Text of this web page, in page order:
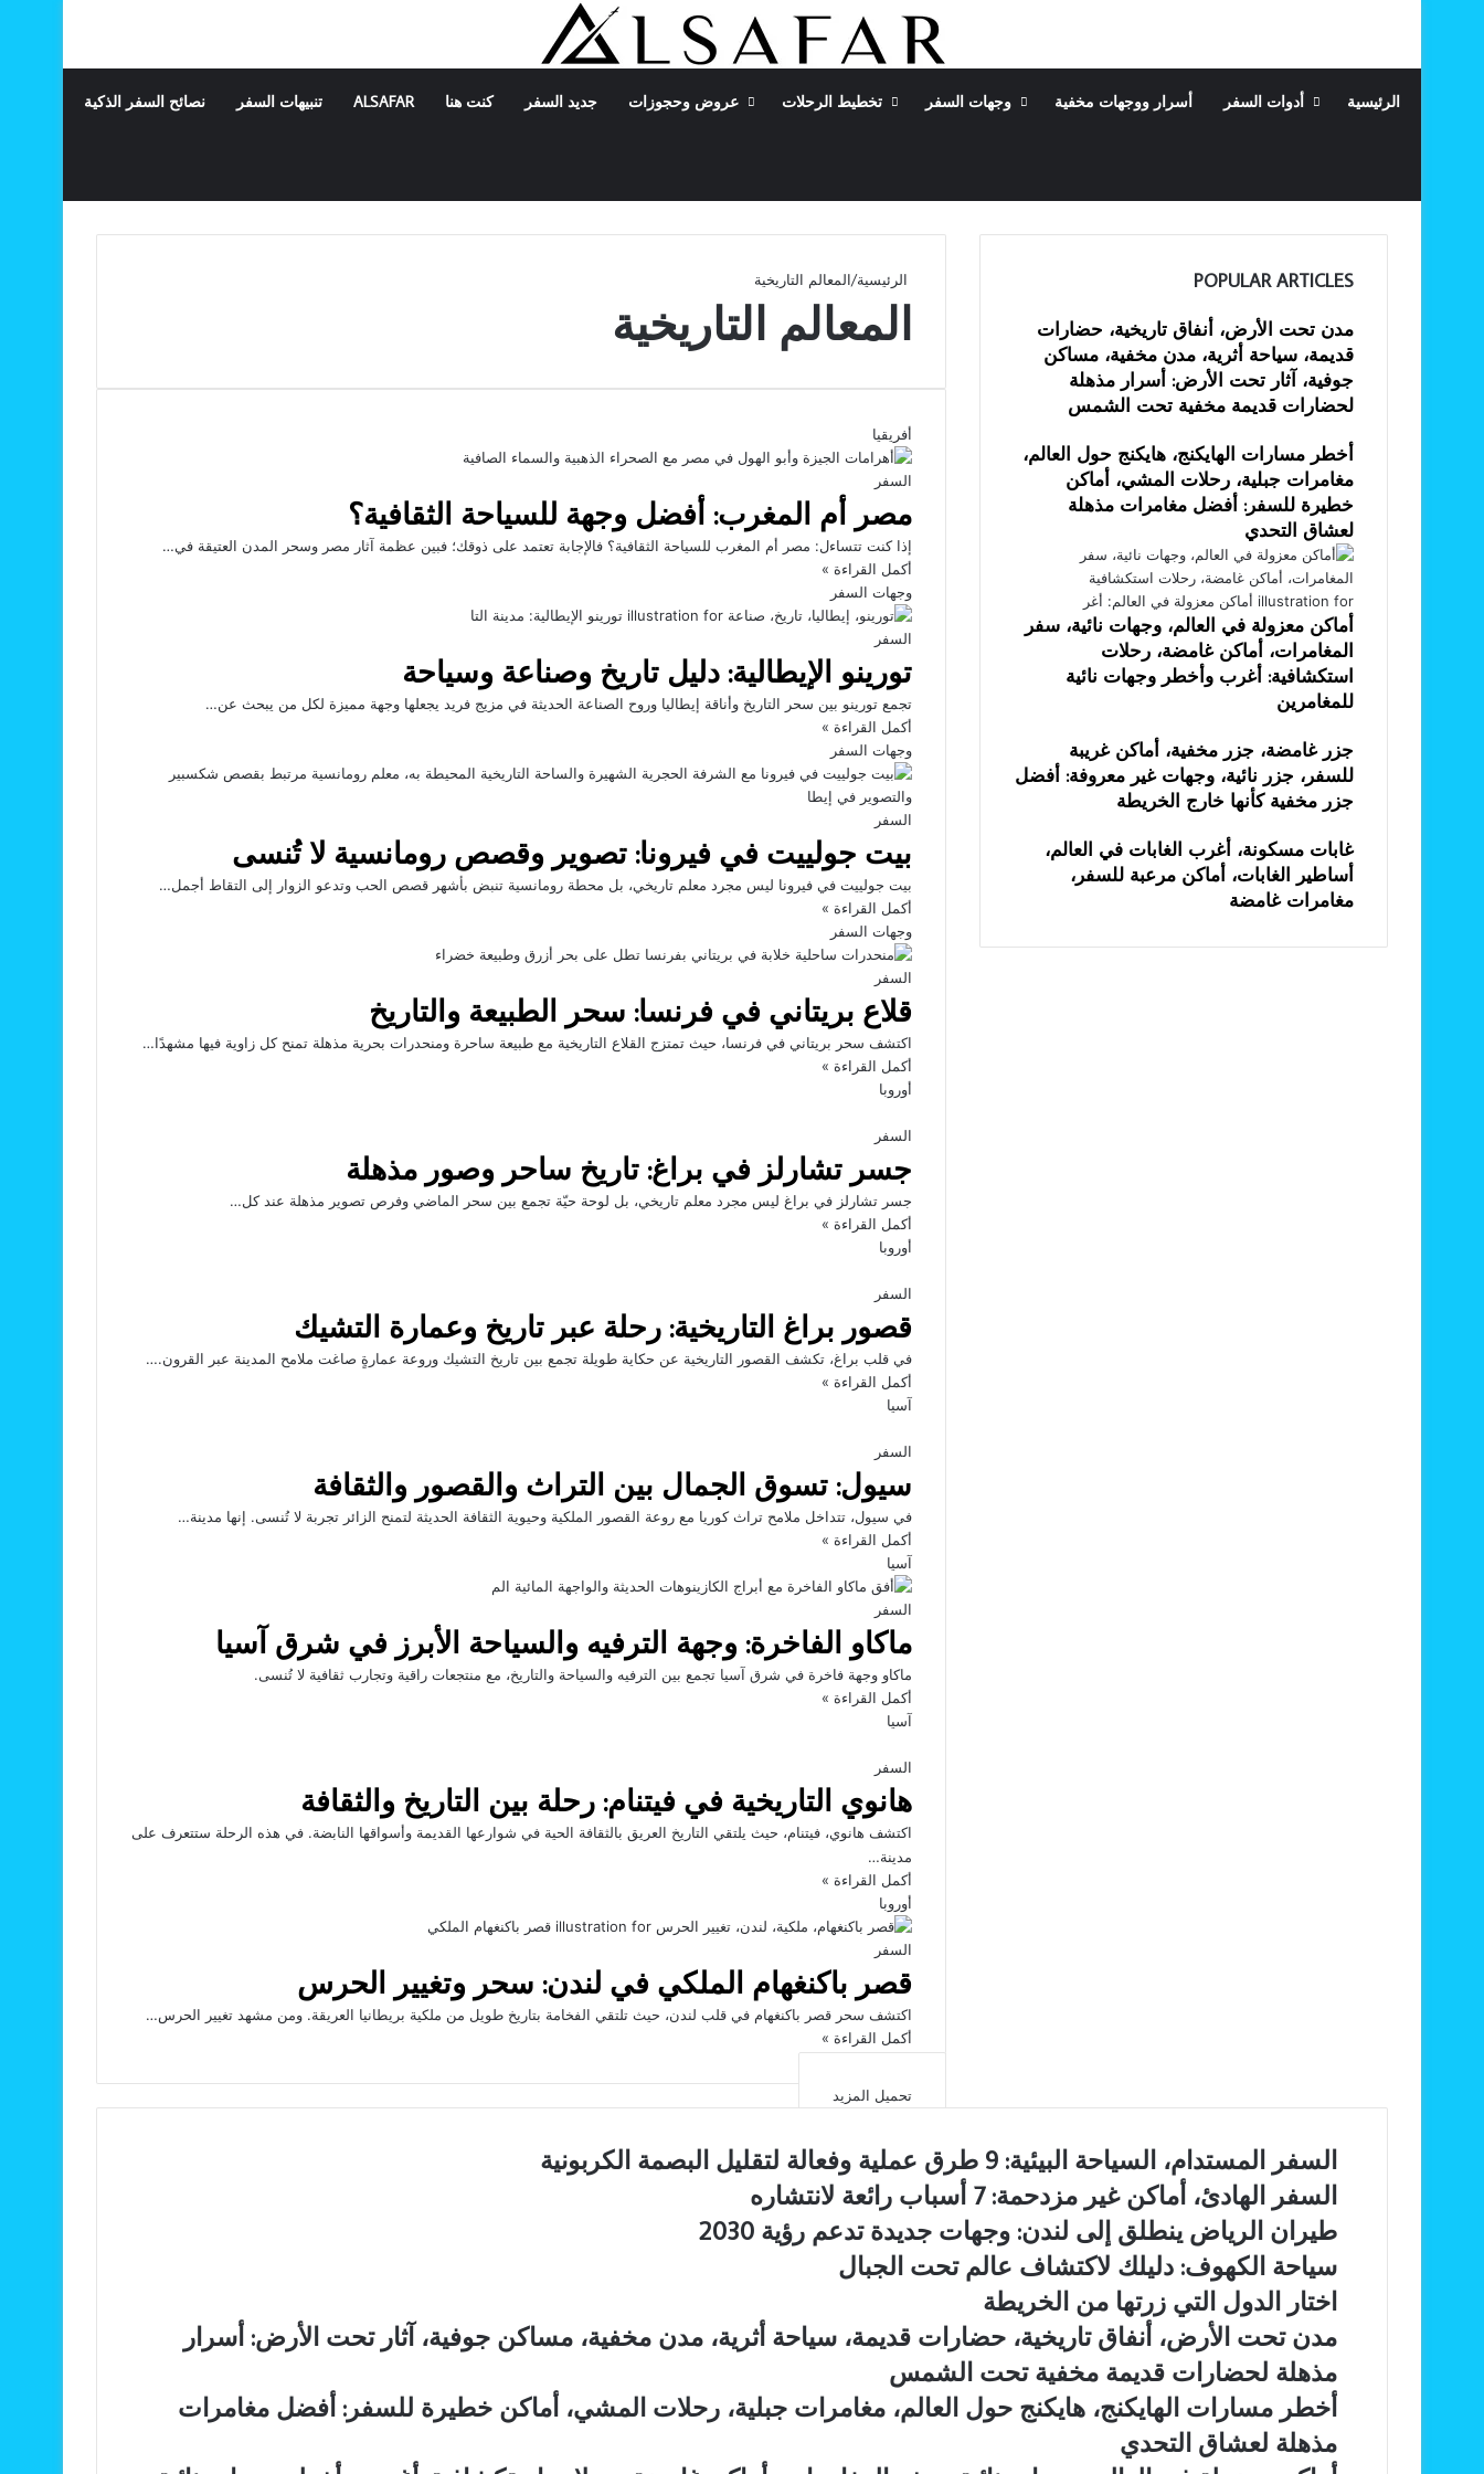
الرئيسية أدوات السفر أسرار ووجهات مخفية وجهات السفر تخطيط الرحلات عروض وحجوزات جديد السفر كنت هنا ALSAFAR تنبيهات السفر نصائح السفر الذكية
الرئيسية/المعالم التاريخية
المعالم التاريخية
أفريقيا
السفر
مصر أم المغرب: أفضل وجهة للسياحة الثقافية؟
إذا كنت تتساءل: مصر أم المغرب للسياحة الثقافية؟ فالإجابة تعتمد على ذوقك؛ فبين عظمة آثار مصر وسحر المدن العتيقة في…
أكمل القراءة »
وجهات السفر
السفر
تورينو الإيطالية: دليل تاريخ وصناعة وسياحة
تجمع تورينو بين سحر التاريخ وأناقة إيطاليا وروح الصناعة الحديثة في مزيج فريد يجعلها وجهة مميزة لكل من يبحث عن…
أكمل القراءة »
وجهات السفر
السفر
بيت جولييت في فيرونا: تصوير وقصص رومانسية لا تُنسى
بيت جولييت في فيرونا ليس مجرد معلم تاريخي، بل محطة رومانسية تنبض بأشهر قصص الحب وتدعو الزوار إلى التقاط أجمل…
أكمل القراءة »
وجهات السفر
السفر
قلاع بريتاني في فرنسا: سحر الطبيعة والتاريخ
اكتشف سحر بريتاني في فرنسا، حيث تمتزج القلاع التاريخية مع طبيعة ساحرة ومنحدرات بحرية مذهلة تمنح كل زاوية فيها مشهدًا…
أكمل القراءة »
أوروبا
السفر
جسر تشارلز في براغ: تاريخ ساحر وصور مذهلة
جسر تشارلز في براغ ليس مجرد معلم تاريخي، بل لوحة حيّة تجمع بين سحر الماضي وفرص تصوير مذهلة عند كل…
أكمل القراءة »
أوروبا
السفر
قصور براغ التاريخية: رحلة عبر تاريخ وعمارة التشيك
في قلب براغ، تكشف القصور التاريخية عن حكاية طويلة تجمع بين تاريخ التشيك وروعة عمارةٍ صاغت ملامح المدينة عبر القرون.…
أكمل القراءة »
آسيا
السفر
سيول: تسوق الجمال بين التراث والقصور والثقافة
في سيول، تتداخل ملامح تراث كوريا مع روعة القصور الملكية وحيوية الثقافة الحديثة لتمنح الزائر تجربة لا تُنسى. إنها مدينة…
أكمل القراءة »
آسيا
السفر
ماكاو الفاخرة: وجهة الترفيه والسياحة الأبرز في شرق آسيا
ماكاو وجهة فاخرة في شرق آسيا تجمع بين الترفيه والسياحة والتاريخ، مع منتجعات راقية وتجارب ثقافية لا تُنسى.
أكمل القراءة »
آسيا
السفر
هانوي التاريخية في فيتنام: رحلة بين التاريخ والثقافة
اكتشف هانوي، فيتنام، حيث يلتقي التاريخ العريق بالثقافة الحية في شوارعها القديمة وأسواقها النابضة. في هذه الرحلة ستتعرف على
مدينة…
أكمل القراءة »
أوروبا
السفر
قصر باكنغهام الملكي في لندن: سحر وتغيير الحرس
اكتشف سحر قصر باكنغهام في قلب لندن، حيث تلتقي الفخامة بتاريخ طويل من ملكية بريطانيا العريقة. ومن مشهد تغيير الحرس…
أكمل القراءة »
تحميل المزيد
POPULAR ARTICLES
مدن تحت الأرض، أنفاق تاريخية، حضارات
قديمة، سياحة أثرية، مدن مخفية، مساكن
جوفية، آثار تحت الأرض: أسرار مذهلة
لحضارات قديمة مخفية تحت الشمس
أخطر مسارات الهايكنج، هايكنج حول العالم،
مغامرات جبلية، رحلات المشي، أماكن
خطيرة للسفر: أفضل مغامرات مذهلة
لعشاق التحدي
أماكن معزولة في العالم، وجهات نائية، سفر
المغامرات، أماكن غامضة، رحلات
استكشافية: أغرب وأخطر وجهات نائية
للمغامرين
جزر غامضة، جزر مخفية، أماكن غريبة
للسفر، جزر نائية، وجهات غير معروفة: أفضل
جزر مخفية كأنها خارج الخريطة
غابات مسكونة، أغرب الغابات في العالم،
أساطير الغابات، أماكن مرعبة للسفر،
مغامرات غامضة
السفر
المستدام،
السياحة
البيئية:
9
طرق
عملية
وفعالة
لتقليل
الكربونية
السفر المستدام، السياحة البيئية: 9 طرق عملية وفعالة لتقليل البصمة الكربونية
السفر
الهادئ،
أماكن
مزدحمة:
رائعة
لانتشاره
السفر الهادئ، أماكن غير مزدحمة: 7 أسباب رائعة لانتشاره
طيران
الرياض
ينطلق
إلى
لندن:
وجهات
جديدة
تدعم
رؤية
طيران الرياض ينطلق إلى لندن: وجهات جديدة تدعم رؤية 2030
سياحة
الكهوف:
دليلك
عالم
تحت
الجبال
سياحة الكهوف: دليلك لاكتشاف عالم تحت الجبال
اختار
الدول
التي
زرتها
من
الخريطة
اختار الدول التي زرتها من الخريطة
تحت
الأرض،
أنفاق
تاريخية،
حضارات
قديمة،
مدن تحت الأرض، أنفاق تاريخية، حضارات قديمة، سياحة أثرية، مدن مخفية، مساكن جوفية، آثار تحت الأرض: أسرار
مذهلة لحضارات قديمة مخفية تحت الشمس
أخطر
مسارات
الهايكنج،
هايكنج
أخطر مسارات الهايكنج، هايكنج حول العالم، مغامرات جبلية، رحلات المشي، أماكن خطيرة للسفر: أفضل مغامرات
مذهلة لعشاق التحدي
أماكن